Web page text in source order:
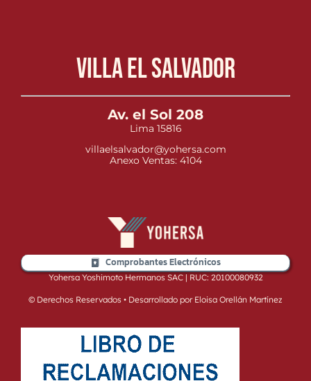
Villa el Salvador
Av. el Sol 208
Lima 15816
villaelsalvador@yohersa.com
Anexo Ventas: 4104
Comprobantes Electrónicos
Yohersa Yoshimoto Hermanos SAC | RUC: 20100080932
© Derechos Reservados • Desarrollado por Eloisa Orellán Martínez